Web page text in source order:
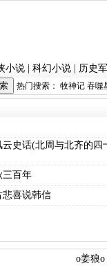
小说 科幻小说
历史
热门搜索： 牧神记 吞噬
史话(北周与北齐的四
百年
喜说韩信
o姜狼